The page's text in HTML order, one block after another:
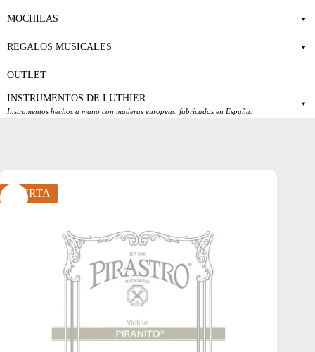
MOCHILAS
REGALOS MUSICALES
OUTLET
INSTRUMENTOS DE LUTHIER
Instrumentos hechos a mano con maderas europeas, fabricados en España.
OFERTA